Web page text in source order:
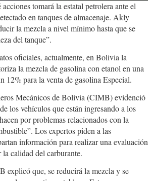
tomará la estatal petrolera ante el
en tanques de almacenaje. Akly
la mezcla a nivel mínimo hasta que se
del tanque”.
oficiales, actualmente, en Bolivia la
la mezcla de gasolina con etanol en una
12% para la venta de gasolina Especial.
Mecánicos de Bolivia (CIMB) evidenció
los vehículos que están ingresando a los
por problemas relacionados con la
Los expertos piden a las
información para realizar una evaluación
calidad del carburante.
explicó que, se reducirá la mezcla y se